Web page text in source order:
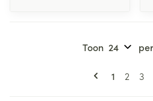
U lees
1 2 3
Toon